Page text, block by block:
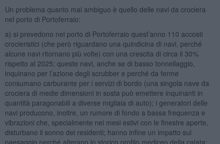
Un problema quanto mai ambiguo è quello delle navi da crociera
nel porto di Portoferraio:
a) si prevedono nel porto di Portoferraio quest’anno 110 accosti
crocieristici (che però riguardano una quindicina di navi, perché
alcune navi ritornano più volte) con una crescita di circa il 30%
rispetto al 2025; queste navi, anche se di basso tonnellaggio,
inquinano per l’azione degli scrubber e perché da ferme
consumano carburante per i servizi di bordo (una singola nave da
crociera di medie dimensioni in sosta può emettere inquinanti in
quantità paragonabili a diverse migliaia di auto); i generatori delle
navi producono, inoltre, un rumore di fondo a bassa frequenza e
vibrazioni che, specialmente nei mesi estivi con le finestre aperte,
disturbano il sonno dei residenti; hanno infine un impatto sul
paesaggio perché alterano lo storico profilo mediceo della calata;